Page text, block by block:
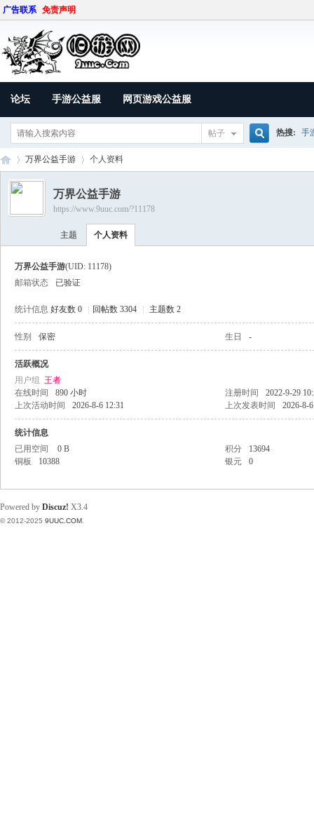
广告联系 免责声明
论坛 手游公益服 网页游戏公益服
帖子 热搜: 手
›
万界公益手游 个人资料
万界公益手游
https://www.9uuc.com/?11178
主题 个人资料
万界公益手游(UID: 11178)
邮箱状态
已验证
统计信息 好友数 0 回帖数 3304 主题数 2
性别 保密 生日 -
活跃概况
用户组 王者
在线时间
890 小时 注册时间
2022-9-29
上次活动时间
2026-8-6 12:31 上次发表时间 2026-8-
统计信息
已用空间
0 B 积分
13694
铜板
10388 银元 0
Powered by Discuz! X3.4
© 2012-2025 9UUC.COM